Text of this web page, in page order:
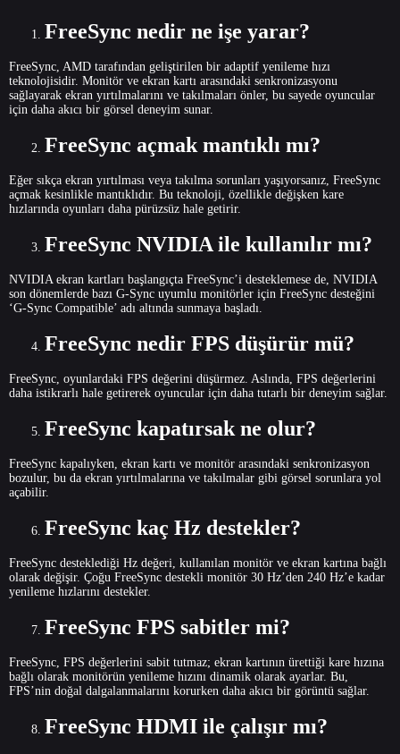
FreeSync nedir ne işe yarar?
FreeSync, AMD tarafından geliştirilen bir adaptif yenileme hızı
teknolojisidir. Monitör ve ekran kartı arasındaki senkronizasyonu
sağlayarak ekran yırtılmalarını ve takılmaları önler, bu sayede oyuncular
için daha akıcı bir görsel deneyim sunar.
FreeSync açmak mantıklı mı?
Eğer sıkça ekran yırtılması veya takılma sorunları yaşıyorsanız, FreeSync
açmak kesinlikle mantıklıdır. Bu teknoloji, özellikle değişken kare
hızlarında oyunları daha pürüzsüz hale getirir.
FreeSync NVIDIA ile kullanılır mı?
NVIDIA ekran kartları başlangıçta FreeSync’i desteklemese de, NVIDIA
son dönemlerde bazı G-Sync uyumlu monitörler için FreeSync desteğini
‘G-Sync Compatible’ adı altında sunmaya başladı.
FreeSync nedir FPS düşürür mü?
FreeSync, oyunlardaki FPS değerini düşürmez. Aslında, FPS değerlerini
daha istikrarlı hale getirerek oyuncular için daha tutarlı bir deneyim sağlar.
FreeSync kapatırsak ne olur?
FreeSync kapalıyken, ekran kartı ve monitör arasındaki senkronizasyon
bozulur, bu da ekran yırtılmalarına ve takılmalar gibi görsel sorunlara yol
açabilir.
FreeSync kaç Hz destekler?
FreeSync desteklediği Hz değeri, kullanılan monitör ve ekran kartına bağlı
olarak değişir. Çoğu FreeSync destekli monitör 30 Hz’den 240 Hz’e kadar
yenileme hızlarını destekler.
FreeSync FPS sabitler mi?
FreeSync, FPS değerlerini sabit tutmaz; ekran kartının ürettiği kare hızına
bağlı olarak monitörün yenileme hızını dinamik olarak ayarlar. Bu,
FPS’nin doğal dalgalanmalarını korurken daha akıcı bir görüntü sağlar.
FreeSync HDMI ile çalışır mı?